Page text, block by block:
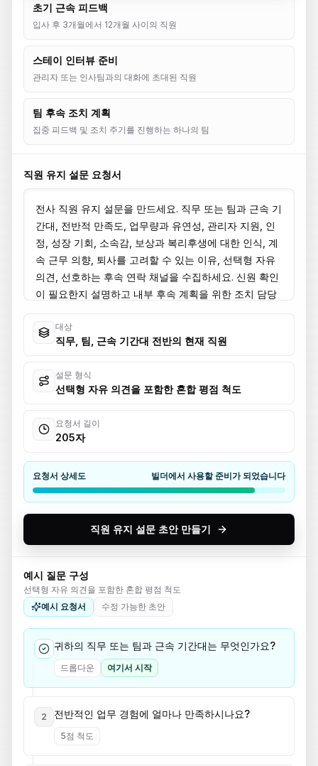
초기 근속 피드백
입사 후 3개월에서 12개월 사이의 직원
스테이 인터뷰 준비
관리자 또는 인사팀과의 대화에 초대된 직원
팀 후속 조치 계획
집중 피드백 및 조치 주기를 진행하는 하나의 팀
직원 유지 설문 요청서
대상
직무, 팀, 근속 기간대 전반의 현재 직원
설문 형식
선택형 자유 의견을 포함한 혼합 평점 척도
요청서 길이
205자
요청서 상세도 빌더에서 사용할 준비가 되었습니다
직원 유지 설문 초안 만들기
예시 질문 구성
선택형 자유 의견을 포함한 혼합 평점 척도
예시 요청서
수정 가능한 초안
귀하의 직무 또는 팀과 근속 기간대는 무엇인가요?
드롭다운 여기서 시작
2 전반적인 업무 경험에 얼마나 만족하시나요?
5점 척도